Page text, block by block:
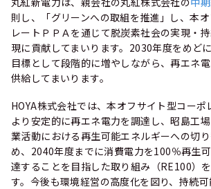
則し、「グリーンへの取組を推進」し、本
レートＰＰＡを通じて脱炭素社会の実現・
現に貢献してまいります。2030年度をめど
目標として段階的に増やしながら、再エネ
供給してまいります。
HOYA株式会社では、本オフサイト型コーポ
より安定的に再エネ電力を調達し、昭島工
業活動における再生可能エネルギーへの切
め、2040年度までに消費電力を100％再生
達することを目指した取り組み（RE100）
す。今後も環境経営の高度化を図り、持続